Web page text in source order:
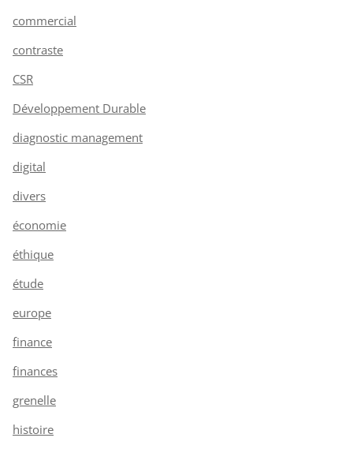
commercial
contraste
CSR
Développement Durable
diagnostic management
digital
divers
économie
éthique
étude
europe
finance
finances
grenelle
histoire